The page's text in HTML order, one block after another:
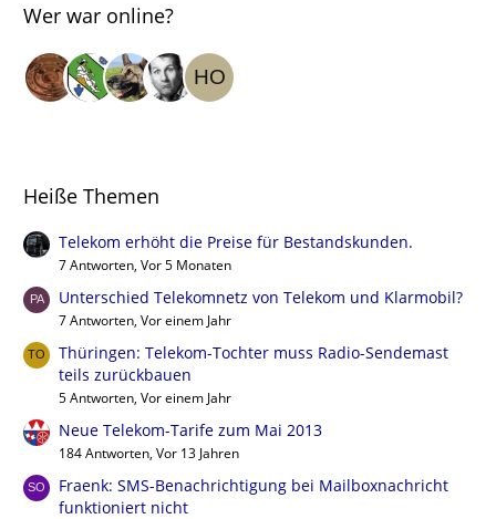
Wer war online?
Heiße Themen
Telekom erhöht die Preise für Bestandskunden.
7 Antworten, Vor 5 Monaten
Unterschied Telekomnetz von Telekom und Klarmobil?
7 Antworten, Vor einem Jahr
Thüringen: Telekom-Tochter muss Radio-Sendemast
teils zurückbauen
5 Antworten, Vor einem Jahr
Neue Telekom-Tarife zum Mai 2013
184 Antworten, Vor 13 Jahren
Fraenk: SMS-Benachrichtigung bei Mailboxnachricht
funktioniert nicht